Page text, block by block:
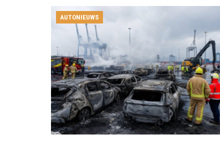
AUTONIEUWS